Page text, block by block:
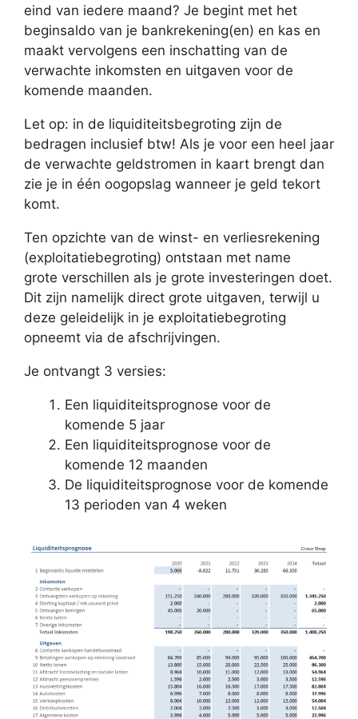
eind van iedere maand? Je begint met het
beginsaldo van je bankrekening(en) en kas en
maakt vervolgens een inschatting van de
verwachte inkomsten en uitgaven voor de
komende maanden.
Let op: in de liquiditeitsbegroting zijn de
bedragen inclusief btw! Als je voor een heel jaar
de verwachte geldstromen in kaart brengt dan
zie je in één oogopslag wanneer je geld tekort
komt.
Ten opzichte van de winst- en verliesrekening
(exploitatiebegroting) ontstaan met name
grote verschillen als je grote investeringen doet.
Dit zijn namelijk direct grote uitgaven, terwijl u
deze geleidelijk in je exploitatiebegroting
opneemt via de afschrijvingen.
Je ontvangt 3 versies:
Een liquiditeitsprognose voor de
komende 5 jaar
Een liquiditeitsprognose voor de
komende 12 maanden
De liquiditeitsprognose voor de komende
13 perioden van 4 weken